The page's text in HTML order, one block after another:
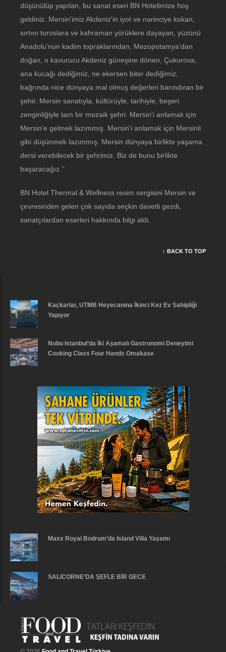
düşünülüp yapılan, bu sanat eseri BN Hotelimize hoş
geldiniz. Mersin'imiz Akdeniz'in iyot ve narinciye kokan,
sırtını toroslara ve kahraman yörüklere dayayan, yüzünü
Anadolu'nun kadim topraklarından, Mezopotamya'dan
doğan, o kavurucu Akdeniz güneşine dönen, Çukurova,
ana kucağı dediğimiz, ne ekersen biter dediğimiz,
bağrında nice dünyaya mal olmuş değerleri barındıran bir
şehir. Mersin sanatıyla, kültürüyle, tarihiyle, beşeri
zenginliğiyle tam bir mozaik şehri. Mersin'i anlamak için
Mersin'e gelmek lazımmış. Mersin'i anlamak için Mersinli
gibi düşünmek lazımmış. Mersin dünyaya birlikte yaşama
dersi verebilecek bir şehrimiz. Biz de bunu birlikte
başaracağız.’’
BN Hotel Thermal & Wellness resim sergisini Mersin ve
çevresinden gelen çok sayıda seçkin davetli gezdi,
sanatçılardan eserleri hakkında bilgi aldı.
↑ BACK TO TOP
Kaçkarlar, UTMB Heyecanına İkinci Kez Ev Sahipliği
Yapıyor
Nobu Istanbul’da İki Aşamalı Gastronomi Deneyimi
Cooking Class Four Hands Omakase
Maxx Royal Bodrum’da Island Villa Yaşamı
SALICORNE’DA ŞEFLE BİR GECE